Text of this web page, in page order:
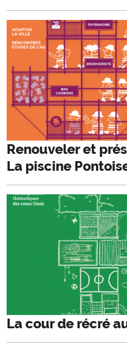
Renouveler et
La piscine
La cour de récré